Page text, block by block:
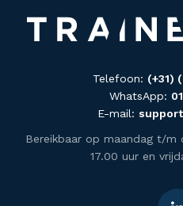
Telefoon: (+31)
WhatsApp:
E-mail:
Bereikbaar op maandag t/
17.00 uur en